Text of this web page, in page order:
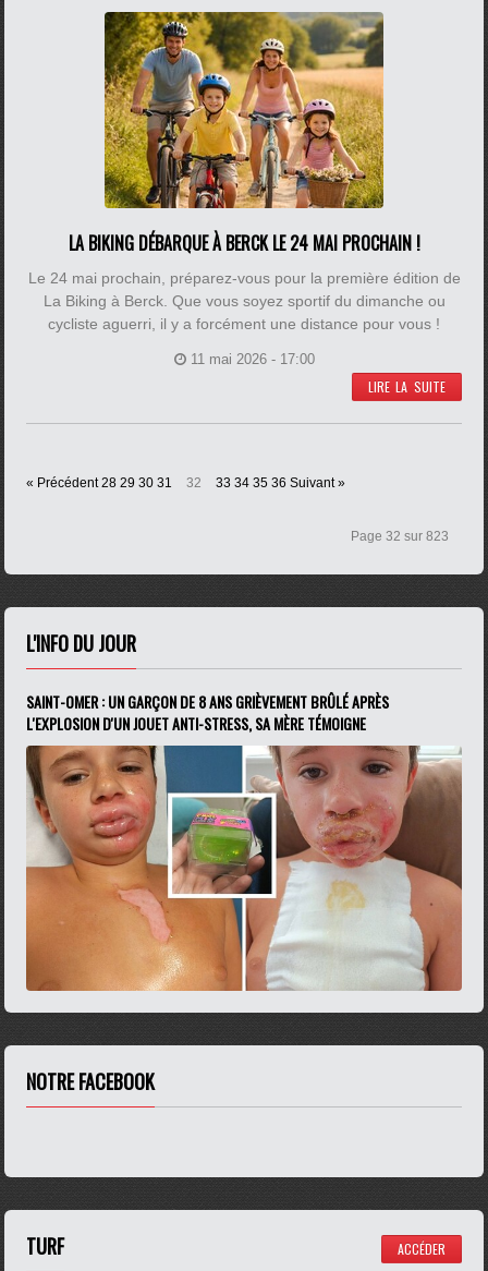
LA BIKING DÉBARQUE À BERCK LE 24 MAI PROCHAIN !
Le 24 mai prochain, préparez-vous pour la première édition de
La Biking à Berck. Que vous soyez sportif du dimanche ou
cycliste aguerri, il y a forcément une distance pour vous !
11 mai 2026 - 17:00
LIRE LA SUITE
« Précédent 28 29 30 31 32 33 34 35 36 Suivant »
Page 32 sur 823
L'INFO DU JOUR
SAINT-OMER : UN GARÇON DE 8 ANS GRIÈVEMENT BRÛLÉ APRÈS
L'EXPLOSION D'UN JOUET ANTI-STRESS, SA MÈRE TÉMOIGNE
NOTRE FACEBOOK
TURF ACCÉDER